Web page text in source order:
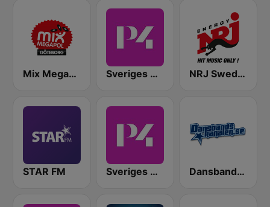
Mix Megapol Göteborg Sveriges Radio P4 Göteborg NRJ Sweden
STAR FM Sveriges Radio P4 Väst Dansbandskanalen